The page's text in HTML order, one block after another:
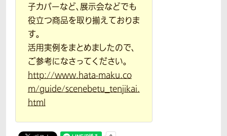
子カバーなど、展示会などでも
役立つ商品を取り揃えておりま
す。
活用実例をまとめましたので、
ご参考になさってください。
http://www.hata-maku.co
m/guide/scenebetu_tenjikai.
html